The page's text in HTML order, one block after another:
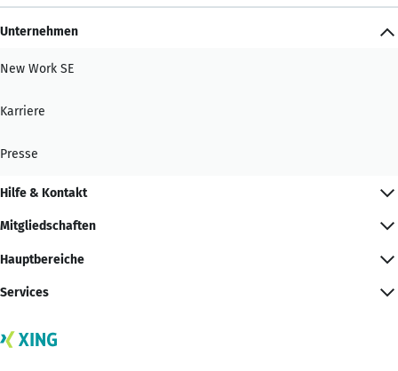
Unternehmen
New Work SE
Karriere
Presse
Hilfe & Kontakt
Mitgliedschaften
Hauptbereiche
Services